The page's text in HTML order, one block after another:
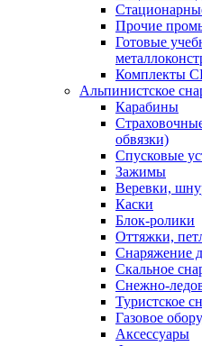
Прочие
Готовые
Комплекты
Альпинистское
Карабины
обвязки)
Спусковые
Зажимы
Веревки,
Каски
Блок-ролики
Оттяжки,
Снаряжение
Скальное
Снежно-
Туристское
Газовое
Аксессуары